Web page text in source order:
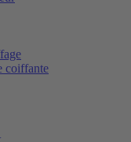
coiffante